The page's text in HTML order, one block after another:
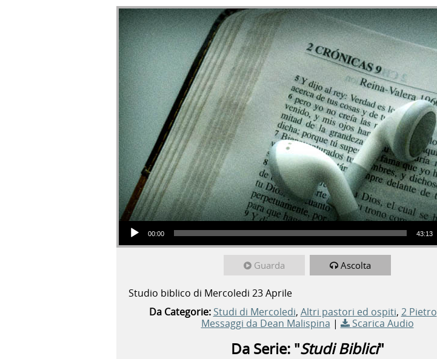
Audio Player
00:00 43:13
Guarda Ascolta
Studio biblico di Mercoledi 23 Aprile
Da Categorie: Studi di Mercoledi, Altri pastori ed ospiti, 2 Pietro
Messaggi da Dean Malispina | Scarica Audio
Da Serie: "Studi Biblici"